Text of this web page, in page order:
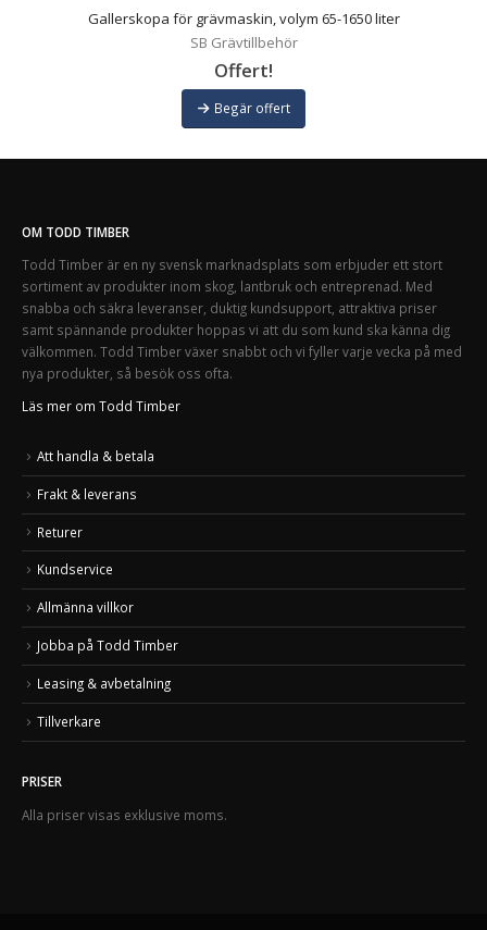
Gallerskopa för grävmaskin, volym 65-1650 liter
SB Grävtillbehör
Offert!
Begär offert
OM TODD TIMBER
Todd Timber är en ny svensk marknadsplats som erbjuder ett stort
sortiment av produkter inom skog, lantbruk och entreprenad. Med
snabba och säkra leveranser, duktig kundsupport, attraktiva priser
samt spännande produkter hoppas vi att du som kund ska känna dig
välkommen. Todd Timber växer snabbt och vi fyller varje vecka på med
nya produkter, så besök oss ofta.
Läs mer om Todd Timber
Att handla & betala
Frakt & leverans
Returer
Kundservice
Allmänna villkor
Jobba på Todd Timber
Leasing & avbetalning
Tillverkare
PRISER
Alla priser visas exklusive moms.